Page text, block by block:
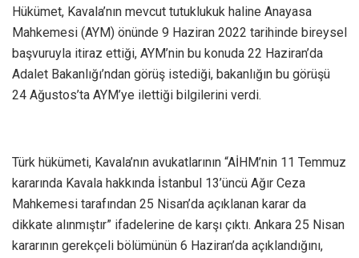
Hükümet, Kavala’nın mevcut tutuklukuk haline Anayasa
Mahkemesi (AYM) önünde 9 Haziran 2022 tarihinde bireysel
başvuruyla itiraz ettiği, AYM’nin bu konuda 22 Haziran’da
Adalet Bakanlığı’ndan görüş istediği, bakanlığın bu görüşü
24 Ağustos’ta AYM’ye ilettiği bilgilerini verdi.
Türk hükümeti, Kavala’nın avukatlarının “AİHM’nin 11 Temmuz
kararında Kavala hakkında İstanbul 13’üncü Ağır Ceza
Mahkemesi tarafından 25 Nisan’da açıklanan karar da
dikkate alınmıştır” ifadelerine de karşı çıktı. Ankara 25 Nisan
kararının gerekçeli bölümünün 6 Haziran’da açıklandığını,